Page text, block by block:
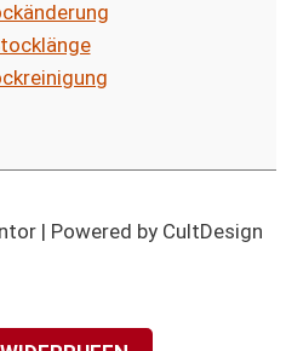
| Powered by CultDesign